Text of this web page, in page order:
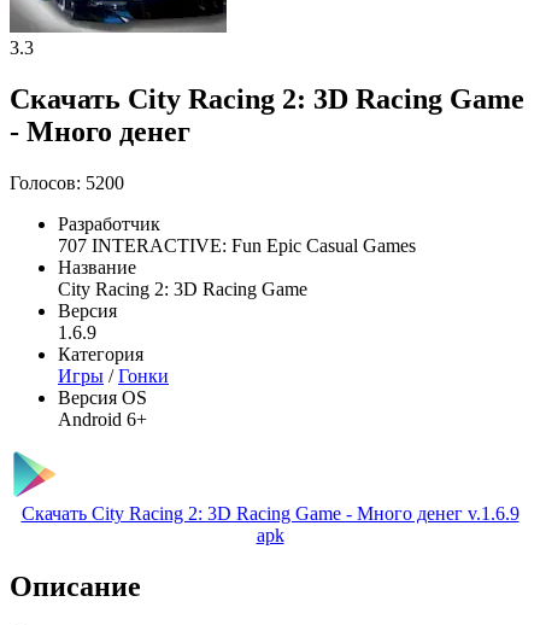
3.3
Скачать City Racing 2: 3D Racing Game
- Много денег
Голосов: 5200
Разработчик
707 INTERACTIVE: Fun Epic Casual Games
Название
City Racing 2: 3D Racing Game
Версия
1.6.9
Категория
Игры /Гонки
Версия OS
Android 6+
Скачать City Racing 2: 3D Racing Game - Много денег v.1.6.9
apk
Описание